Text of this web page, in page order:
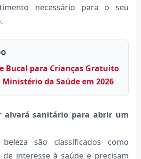
necessário para o seu
Bucal para Crianças Gratuito
da Saúde em 2026
alvará sanitário para abrir um
são classificados como
de interesse à saúde e precisam